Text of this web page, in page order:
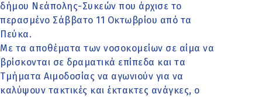
δήμου Νεάπολης-Συκεών που άρχισε το
περασμένο Σάββατο 11 Οκτωβρίου από τα
Πεύκα.
Με τα αποθέματα των νοσοκομείων σε αίμα να
βρίσκονται σε δραματικά επίπεδα και τα
Τμήματα Αιμοδοσίας να αγωνιούν για να
καλύψουν τακτικές και έκτακτες ανάγκες, ο